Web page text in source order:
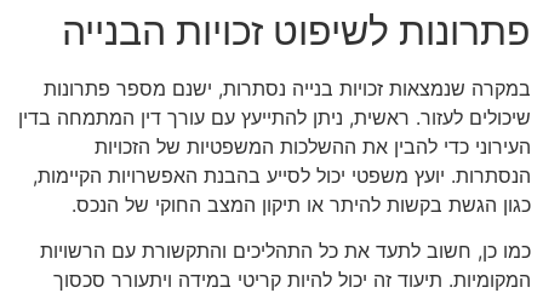
פתרונות לשיפוט זכויות הבנייה
במקרה שנמצאות זכויות בנייה נסתרות, ישנם מספר פתרונות
שיכולים לעזור. ראשית, ניתן להתייעץ עם עורך דין המתמחה בדין
העירוני כדי להבין את ההשלכות המשפטיות של הזכויות
הנסתרות. יועץ משפטי יכול לסייע בהבנת האפשרויות הקיימות,
כגון הגשת בקשות להיתר או תיקון המצב החוקי של הנכס.
כמו כן, חשוב לתעד את כל התהליכים והתקשורת עם הרשויות
המקומיות. תיעוד זה יכול להיות קריטי במידה ויתעורר סכסוך